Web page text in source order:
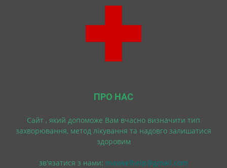
ПРО НАС
Cайт , який допоможе Вам вчасно визначити тип
захворювання, метод лікування та надовго залишатися
здоровим
зв'язатися з нами: maxwelhelp@gmail.com